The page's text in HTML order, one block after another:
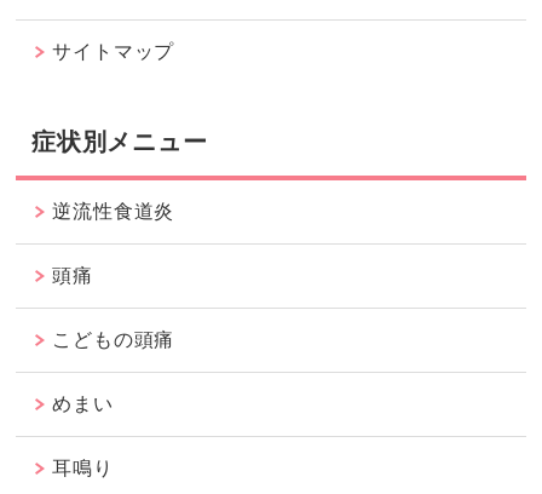
サイトマップ
症状別メニュー
逆流性食道炎
頭痛
こどもの頭痛
めまい
耳鳴り